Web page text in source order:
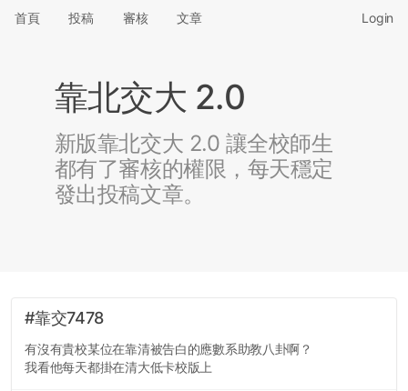
首頁 投稿 審核 文章 Login
靠北交大 2.0
新版靠北交大 2.0 讓全校師生
都有了審核的權限，每天穩定
發出投稿文章。
#靠交7478
有沒有貴校某位在靠清被告白的應數系助教八卦啊？
我看他每天都掛在清大低卡校版上